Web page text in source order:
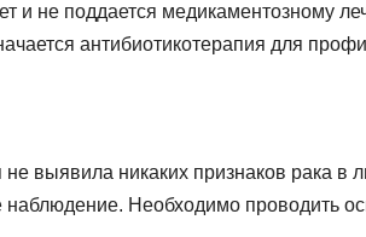
и не поддается медикаментозному
антибиотикотерапия для
выявила никаких признаков рака в
наблюдение. Необходимо проводить